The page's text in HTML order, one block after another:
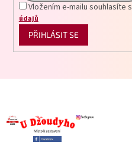
Vložením e-mailu souhlasíte s
údajů
PŘIHLÁSIT SE